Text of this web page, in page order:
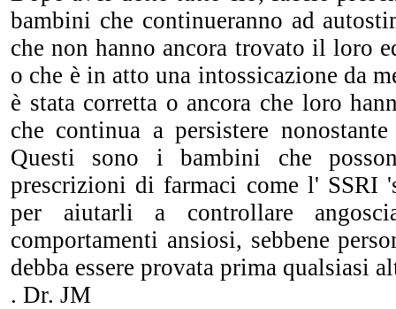
bambini che continueranno ad
che non hanno ancora trovato il loro
o che è in atto una intossicazione da
è stata corretta o ancora che loro
che continua a persistere
Questi sono i bambini che
prescrizioni di farmaci come l' SSRI
per aiutarli a controllare
comportamenti ansiosi, sebbene
debba essere provata prima qualsiasi
. Dr. JM